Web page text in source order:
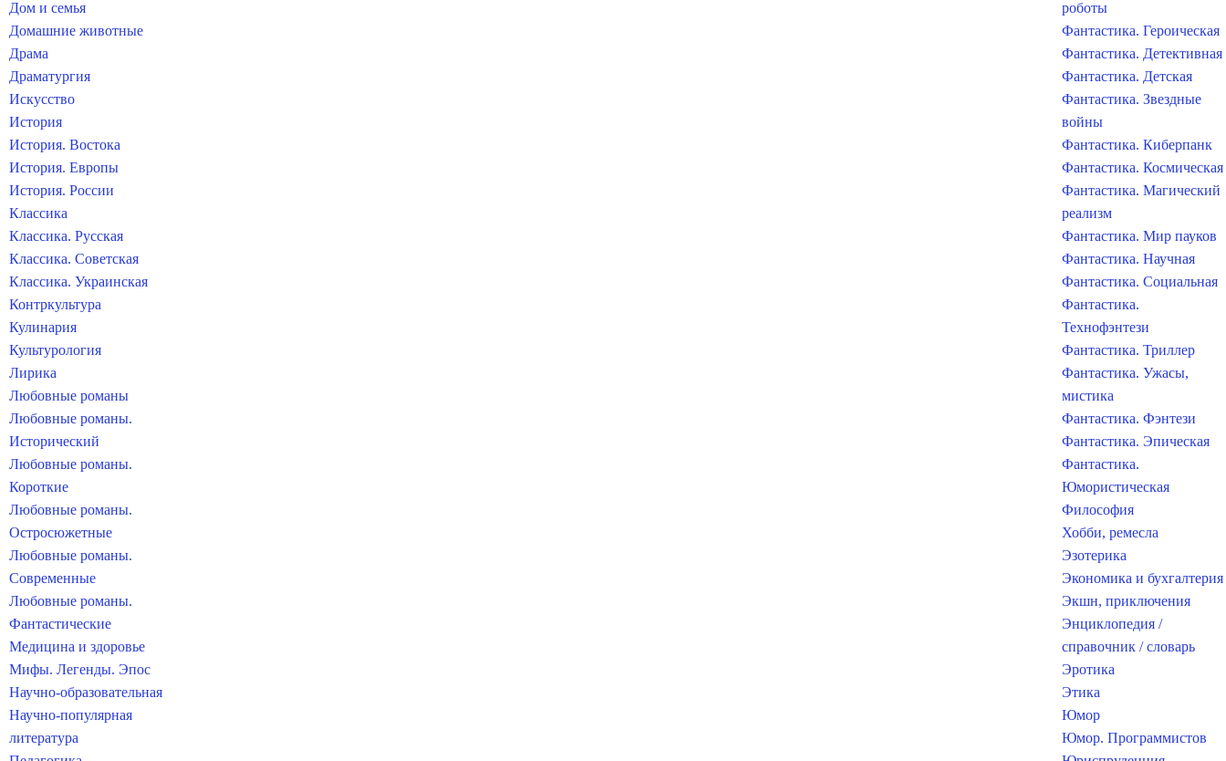
Дом и семья
Домашние животные
Драма
Драматургия
Искусство
История
История. Востока
История. Европы
История. России
Классика
Классика. Русская
Классика. Советская
Классика. Украинская
Контркультура
Кулинария
Культурология
Лирика
Любовные романы
Любовные романы.
Исторический
Любовные романы.
Короткие
Любовные романы.
Остросюжетные
Любовные романы.
Современные
Любовные романы.
Фантастические
Медицина и здоровье
Мифы. Легенды. Эпос
Научно-образовательная
Научно-популярная
литература
роботы
Фантастика. Героическая
Фантастика. Детективная
Фантастика. Детская
Фантастика. Звездные
войны
Фантастика. Киберпанк
Фантастика. Космическая
Фантастика. Магический
реализм
Фантастика. Мир пауков
Фантастика. Научная
Фантастика. Социальная
Фантастика.
Технофэнтези
Фантастика. Триллер
Фантастика. Ужасы,
мистика
Фантастика. Фэнтези
Фантастика. Эпическая
Фантастика.
Юмористическая
Философия
Хобби, ремесла
Эзотерика
Экономика и бухгалтерия
Экшн, приключения
Энциклопедия /
справочник / словарь
Эротика
Этика
Юмор
Юмор. Программистов